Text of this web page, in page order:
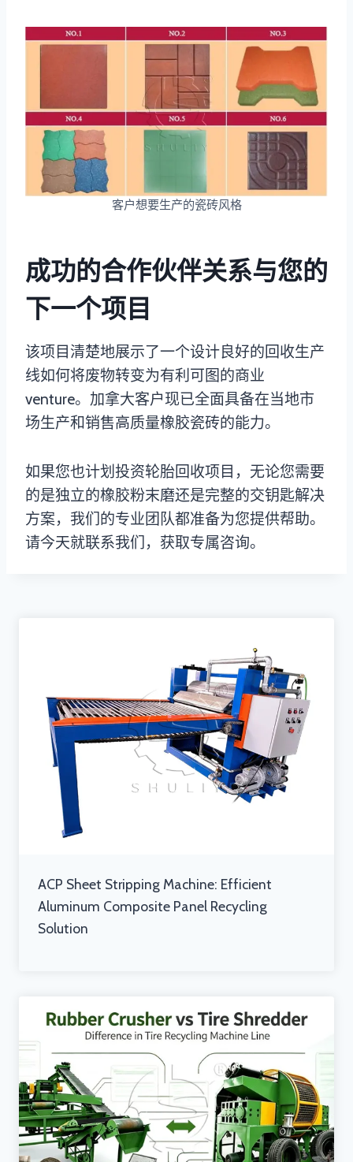
客户想要生产的瓷砖风格
成功的合作伙伴关系与您的
下一个项目
该项目清楚地展示了一个设计良好的回收生产
线如何将废物转变为有利可图的商业
venture。加拿大客户现已全面具备在当地市
场生产和销售高质量橡胶瓷砖的能力。
如果您也计划投资轮胎回收项目，无论您需要
的是独立的橡胶粉末磨还是完整的交钥匙解决
方案，我们的专业团队都准备为您提供帮助。
请今天就联系我们，获取专属咨询。
ACP Sheet Stripping Machine: Efficient
Aluminum Composite Panel Recycling
Solution